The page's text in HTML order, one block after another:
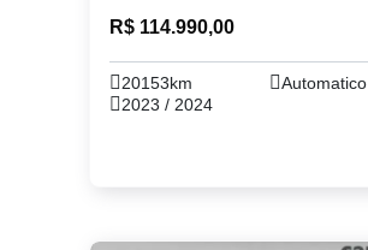
R$ 114.990,00
20153km
Automatico
2023 / 2024